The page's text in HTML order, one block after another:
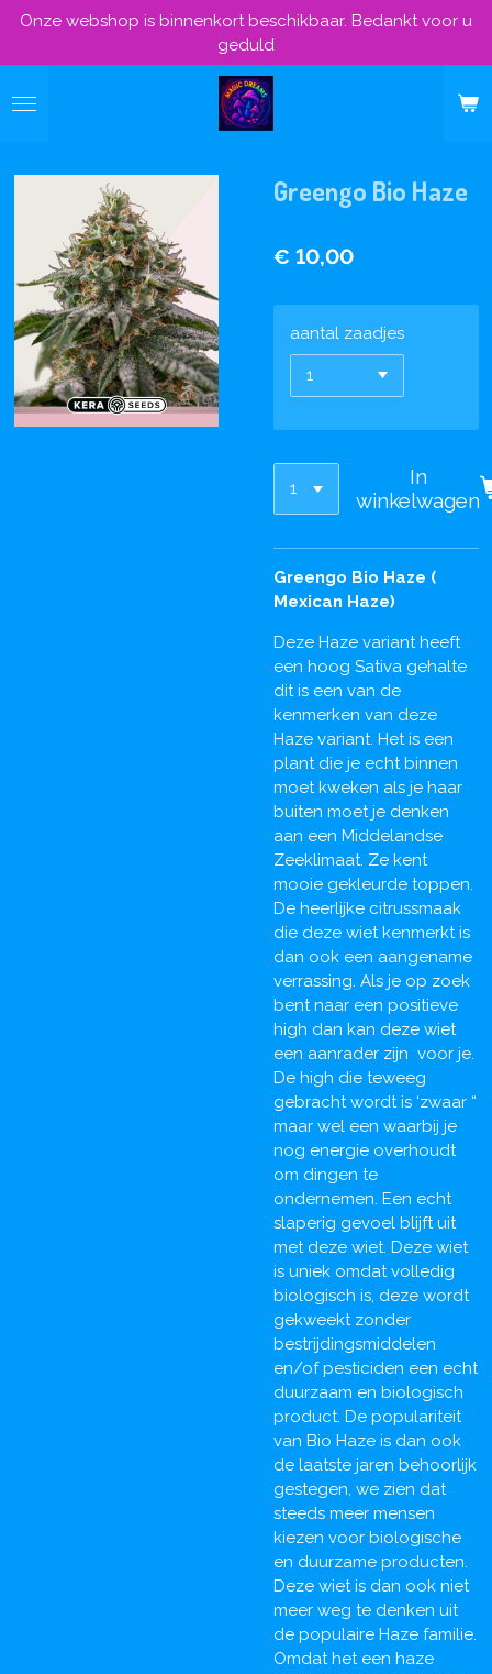
Ga
naar
de
Onze webshop is binnenkort beschikbaar. Bedankt voor u
geduld
Greengo Bio Haze
€ 10,00
aantal zaadjes
In
winkelwagen
Greengo Bio Haze (
Mexican Haze)
Deze Haze variant heeft
een hoog Sativa gehalte
dit is een van de
kenmerken van deze
Haze variant. Het is een
plant die je echt binnen
moet kweken als je haar
buiten moet je denken
aan een Middelandse
Zeeklimaat. Ze kent
mooie gekleurde toppen.
De heerlijke citrussmaak
die deze wiet kenmerkt is
dan ook een aangename
verrassing. Als je op zoek
bent naar een positieve
high dan kan deze wiet
een aanrader zijn voor je.
De high die teweeg
gebracht wordt is ‘zwaar “
maar wel een waarbij je
nog energie overhoudt
om dingen te
ondernemen. Een echt
slaperig gevoel blijft uit
met deze wiet. Deze wiet
is uniek omdat volledig
biologisch is, deze wordt
gekweekt zonder
bestrijdingsmiddelen
en/of pesticiden een echt
duurzaam en biologisch
product. De populariteit
van Bio Haze is dan ook
de laatste jaren behoorlijk
gestegen, we zien dat
steeds meer mensen
kiezen voor biologische
en duurzame producten.
Deze wiet is dan ook niet
meer weg te denken uit
de populaire Haze familie.
Omdat het een haze